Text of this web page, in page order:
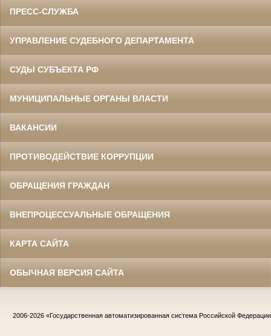
ПРЕСС-СЛУЖБА
УПРАВЛЕНИЕ СУДЕБНОГО ДЕПАРТАМЕНТА
СУДЫ СУБЪЕКТА РФ
МУНИЦИПАЛЬНЫЕ ОРГАНЫ ВЛАСТИ
ВАКАНСИИ
ПРОТИВОДЕЙСТВИЕ КОРРУПЦИИ
ОБРАЩЕНИЯ ГРАЖДАН
ВНЕПРОЦЕССУАЛЬНЫЕ ОБРАЩЕНИЯ
КАРТА САЙТА
ОБЫЧНАЯ ВЕРСИЯ САЙТА
2006-2026 «Государственная автоматизированная система Российской